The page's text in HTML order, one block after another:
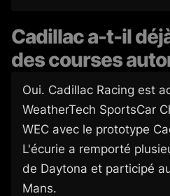
Cadillac a-t-il
des courses
Oui. Cadillac Racing est
WeatherTech SportsCar
WEC avec le prototype
L'écurie a remporté
de Daytona et participé
Mans.